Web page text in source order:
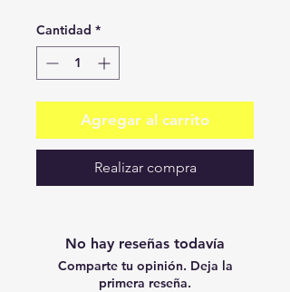
Cantidad *
Agregar al carrito
Realizar compra
No hay reseñas todavía
Comparte tu opinión. Deja la
primera reseña.